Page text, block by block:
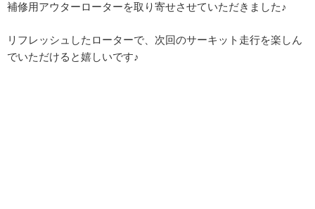
補修用アウターローターを取り寄せさせていただきました♪
リフレッシュしたローターで、次回のサーキット走行を楽しん
でいただけると嬉しいです♪